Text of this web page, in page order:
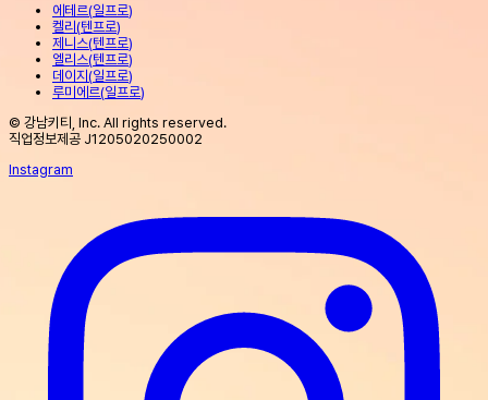
에테르(일프로)
켈리 (텐프로)
제니스(텐프로)
엘리스(텐프로)
데이지 (일프로)
루미에르(일프로)
© 강남키티, Inc. All rights reserved.
직업정보제공 J1205020250002
Instagram